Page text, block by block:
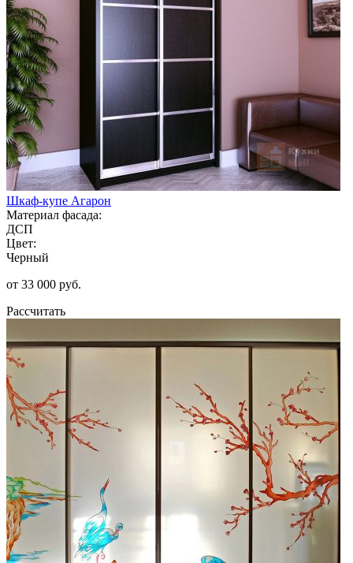
Шкаф-купе Агарон
Материал фасада:
ДСП
Цвет:
Черный
от 33 000 руб.
Рассчитать